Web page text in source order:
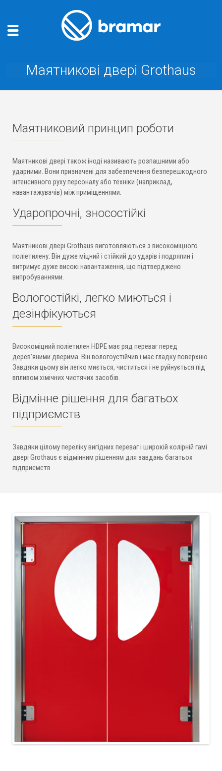
Маятникові двері Grothaus
Маятниковий принцип роботи
Маятникові двері також іноді називають розпашними або
ударними. Вони призначені для забезпечення безперешкодного
інтенсивного руху персоналу або техніки (наприклад,
навантажувачів) між приміщеннями.
Ударопрочні, зносостійкі
Маятникові двері Grothaus виготовляються з високоміцного
поліетилену. Він дуже міцний і стійкий до ударів і подряпин і
витримує дуже високі навантаження, що підтверджено
випробуваннями.
Вологостійкі, легко миються і
дезінфікуються
Високоміцний поліетилен HDPE має ряд переваг перед
дерев’яними дверима. Він вологоустійчив і має гладку поверхню.
Завдяки цьому він легко миється, чиститься і не руйнується під
впливом хімічних чистячих засобів.
Відмінне рішення для багатьох
підприємств
Завдяки цілому переліку вигідних переваг і широкій колірній гамі
двері Grothaus є відмінним рішенням для завдань багатьох
підприємств.